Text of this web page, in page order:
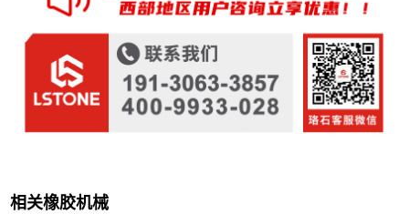
相关橡胶机械